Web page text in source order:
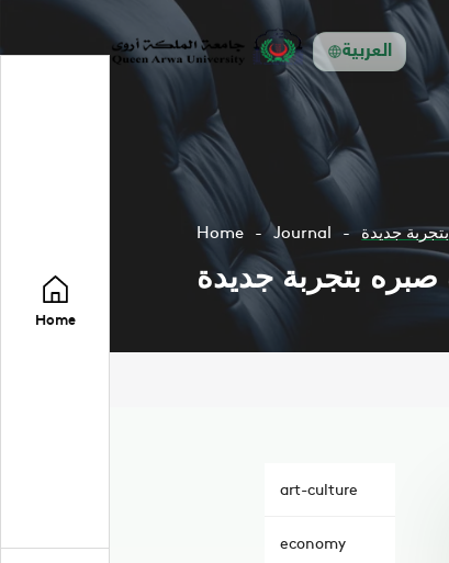
العربية
Home
Home Journal جديدة
صبره بتجربة جديدة
art-culture
economy